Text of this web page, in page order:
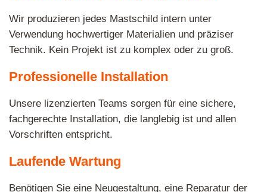
Wir produzieren jedes Mastschild intern unter
Verwendung hochwertiger Materialien und präziser
Technik. Kein Projekt ist zu komplex oder zu groß.
Professionelle Installation
Unsere lizenzierten Teams sorgen für eine sichere,
fachgerechte Installation, die langlebig ist und allen
Vorschriften entspricht.
Laufende Wartung
Benötigen Sie eine Neugestaltung, eine Reparatur der